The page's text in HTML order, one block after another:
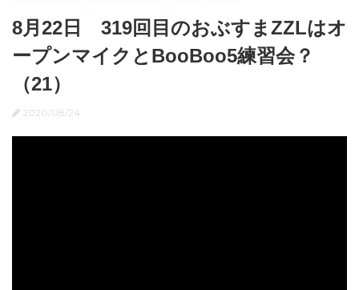
8月22日 319回目のおぶすまZZLはオ
ープンマイクとBooBoo5練習会？
（21）
2020/08/24